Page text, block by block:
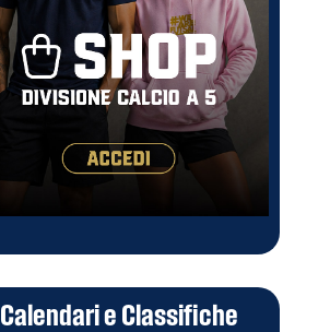
Calendari e Classifiche